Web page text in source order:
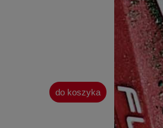
do koszyka